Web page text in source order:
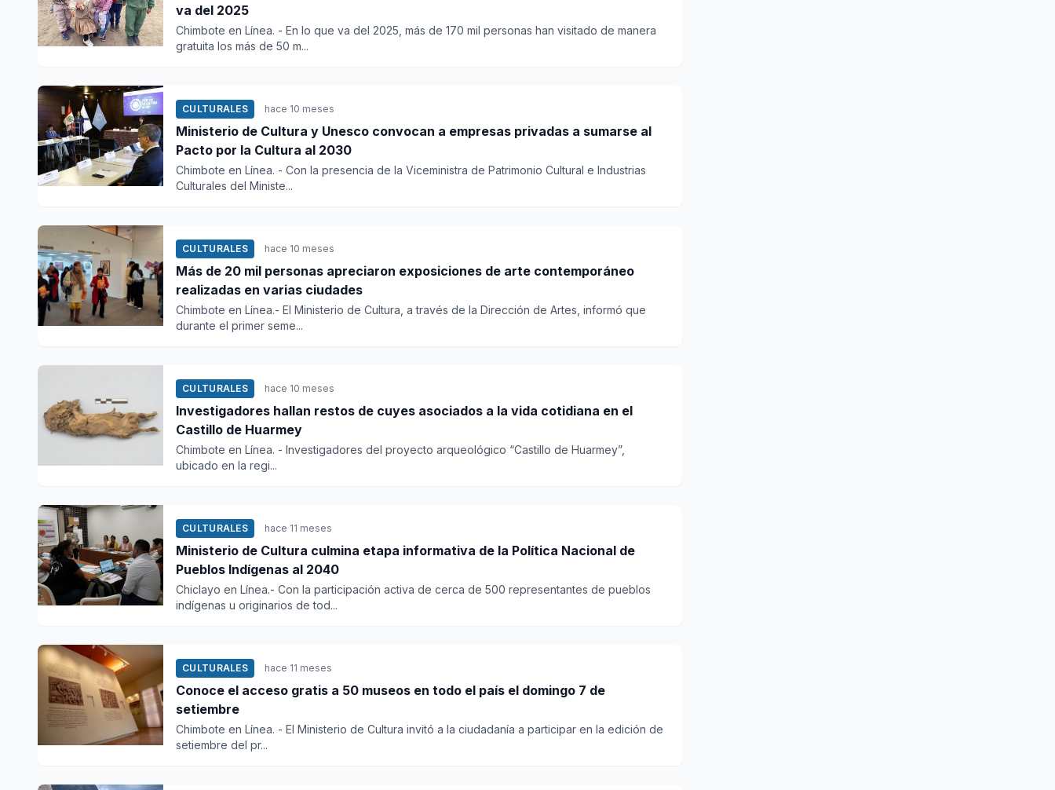
va del 2025
Chimbote en Línea. - En lo que va del 2025, más de 170 mil personas han visitado de manera
gratuita los más de 50 m...
CULTURALES hace 10 meses
Ministerio de Cultura y Unesco convocan a empresas privadas a sumarse al
Pacto por la Cultura al 2030
Chimbote en Línea. - Con la presencia de la Viceministra de Patrimonio Cultural e Industrias
Culturales del Ministe...
CULTURALES hace 10 meses
Más de 20 mil personas apreciaron exposiciones de arte contemporáneo
realizadas en varias ciudades
Chimbote en Línea.- El Ministerio de Cultura, a través de la Dirección de Artes, informó que
durante el primer seme...
CULTURALES hace 10 meses
Investigadores hallan restos de cuyes asociados a la vida cotidiana en el
Castillo de Huarmey
Chimbote en Línea. - Investigadores del proyecto arqueológico “Castillo de Huarmey”,
ubicado en la regi...
CULTURALES hace 11 meses
Ministerio de Cultura culmina etapa informativa de la Política Nacional de
Pueblos Indígenas al 2040
Chiclayo en Línea.- Con la participación activa de cerca de 500 representantes de pueblos
indígenas u originarios de tod...
CULTURALES hace 11 meses
Conoce el acceso gratis a 50 museos en todo el país el domingo 7 de
setiembre
Chimbote en Línea. - El Ministerio de Cultura invitó a la ciudadanía a participar en la edición de
setiembre del pr...